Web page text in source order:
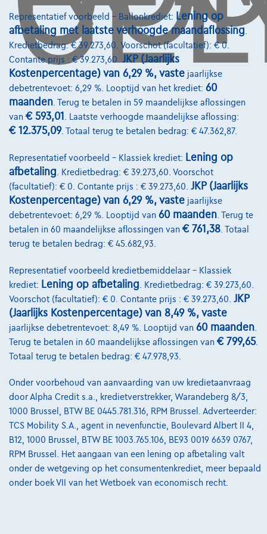
Representatief voorbeeld – Ballonkrediet: Lening op
afbetaling met laatste verhoogde maandaflossing
Kredietbedrag: € 39.273,60. Voorschot (facultatief): € 0.
Contante prijs : € 39.273,60. JKP (Jaarlijks
Kostenpercentage) van 6,29 %, vaste jaarlijkse
debetrentevoet: 6,29 %. Looptijd van het krediet: 60
maanden . Terug te betalen in 59 maandelijkse aflossingen
van € 593,01 . Laatste verhoogde maandelijkse aflossing:
€ 12.375,09. Totaal terug te betalen bedrag: € 47.362,87.
Representatief voorbeeld – Klassiek krediet: Lening op
afbetaling . Kredietbedrag: € 39.273,60. Voorschot
(facultatief): € 0. Contante prijs : € 39.273,60. JKP (Jaarlijks
Kostenpercentage) van 6,29 %, vaste jaarlijkse
debetrentevoet: 6,29 %. Looptijd van 60 maanden . Terug te
betalen in 60 maandelijkse aflossingen van € 761,38 . Totaal
terug te betalen bedrag: € 45.682,93.
Representatief voorbeeld kredietbemiddelaar – Klassiek
krediet: Lening op afbetaling . Kredietbedrag: € 39.273,60.
Voorschot (facultatief): € 0. Contante prijs : € 39.273,60. JKP
(Jaarlijks Kostenpercentage) van 8,49 %, vaste
jaarlijkse debetrentevoet: 8,49 %. Looptijd van 60 maanden
Terug te betalen in 60 maandelijkse aflossingen van € 799,65.
Totaal terug te betalen bedrag: € 47.978,93.
Onder voorbehoud van aanvaarding van uw kredietaanvraag
door Alpha Credit s.a., kredietverstrekker, Warandeberg 8/3,
1000 Brussel, BTW BE 0445.781.316, RPM Brussel. Adverteerder:
TCS Mobility S.A., agent in nevenfunctie, Boulevard Albert II 4,
B12, 1000 Brussel, BTW BE 1003.765.106, BE93 0019 6639 0767,
RPM Brussel. Het aangaan van een lening op afbetaling valt
onder de wetgeving op het consumentenkrediet, meer bepaald
onder boek VII van het Wetboek van economisch recht.
1000 Brussel
Diensten & Oplossingen
Pechverhelping verzekering
Financiering
Lease en persoonlijke lease
Over Ons
Word klant
Kwaliteitscharter
Onze dealers
Onze partners
Onze team
@2024 TCS Mobility SA/NV Copyright
Algemene Voorwaarden
Bijstandsvoorwaarden